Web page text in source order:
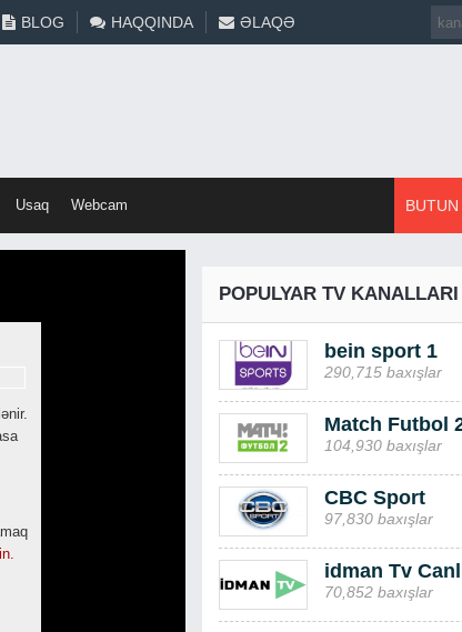
BLOG HAQQINDA ƏLAQƏ
Usaq Webcam
POPULYAR TV KANALLARI
bein sport 1
290,715 baxışlar
Match Futbol
104,930 baxışlar
CBC Sport
97,830 baxışlar
idman Tv
70,852 baxışlar